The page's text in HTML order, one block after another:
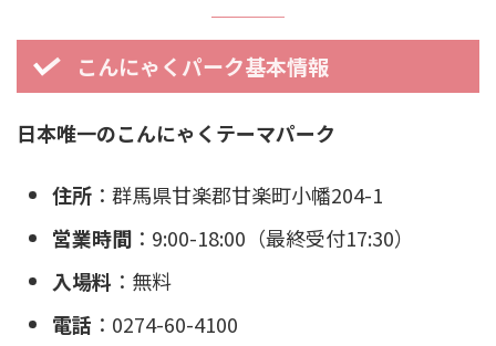
こんにゃくパーク基本情報
日本唯一のこんにゃくテーマパーク
住所 ：群馬県甘楽郡甘楽町小幡204-1
営業時間 ：9:00-18:00（最終受付17:30）
入場料 ：無料
電話 ：0274-60-4100